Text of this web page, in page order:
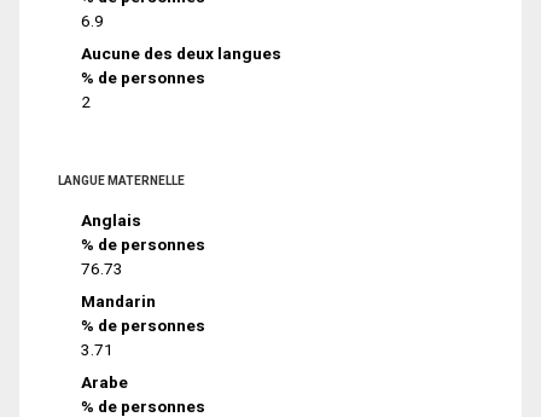
6.9
Aucune des deux langues
% de personnes
2
LANGUE MATERNELLE
Anglais
% de personnes
76.73
Mandarin
% de personnes
3.71
Arabe
% de personnes